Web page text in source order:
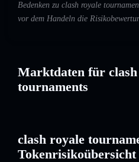
Bedenken zu clash royale
vor dem Handeln die
Marktdaten für
tournaments
clash royale
Tokenrisikoübersicht